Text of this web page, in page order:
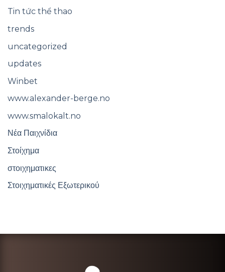
Tin tức thể thao
trends
uncategorized
updates
Winbet
www.alexander-berge.no
www.smalokalt.no
Νέα Παιχνίδια
Στοίχημα
στοιχηματικες
Στοιχηματικές Εξωτερικού